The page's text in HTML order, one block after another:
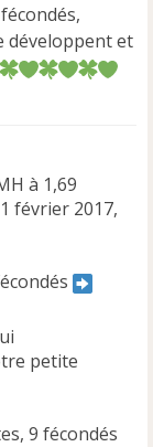
développent et
à 1,69
février 2017,
petite
9 fécondés